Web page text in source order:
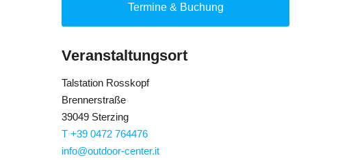
Termine & Buchung
Veranstaltungsort
Talstation Rosskopf
Brennerstraße
39049 Sterzing
T +39 0472 764476
info@outdoor-center.it